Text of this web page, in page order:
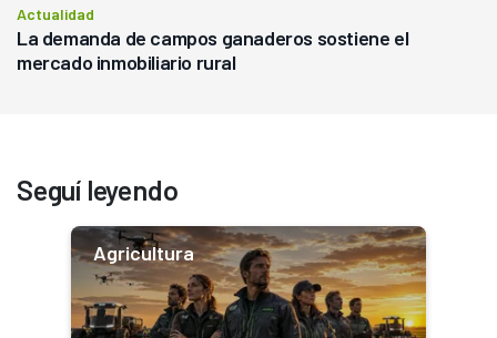
Actualidad
La demanda de campos ganaderos sostiene el
mercado inmobiliario rural
Seguí leyendo
Agricultura